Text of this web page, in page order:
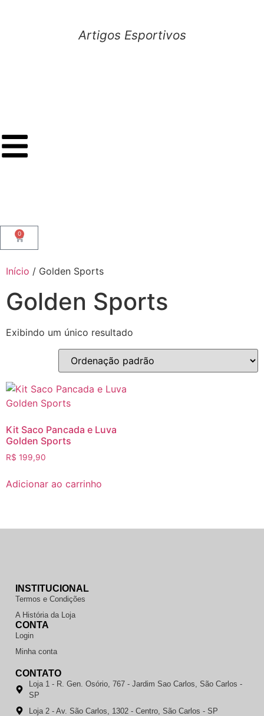
Artigos Esportivos
0
Início / Golden Sports
Golden Sports
Exibindo um único resultado
Kit Saco Pancada e Luva
Golden Sports
R$ 199,90
Adicionar ao carrinho
INSTITUCIONAL
Termos e Condições
A História da Loja
CONTA
Login
Minha conta
CONTATO
Loja 1 - R. Gen. Osório, 767 - Jardim Sao Carlos, São Carlos -
SP
Loja 2 - Av. São Carlos, 1302 - Centro, São Carlos - SP